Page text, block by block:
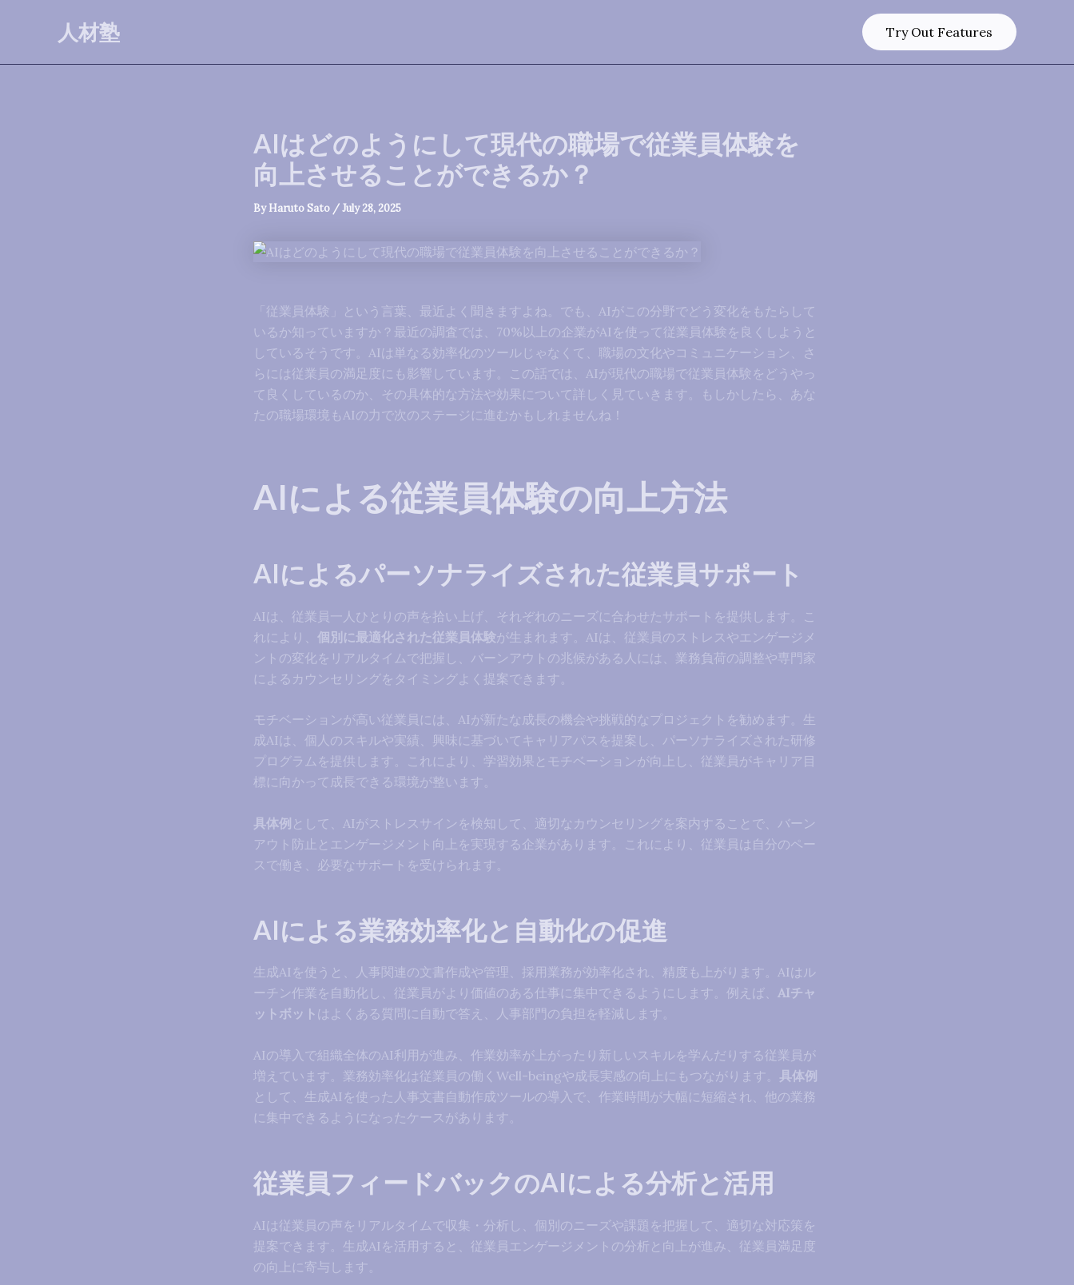
人材塾 Try Out Features
AIはどのようにして現代の職場で従業員体験を
向上させることができるか？
ByHaruto Sato /July 28, 2025
「従業員体験」という言葉、最近よく聞きますよね。でも、AIがこの分野でどう変化をもたらして
いるか知っていますか？最近の調査では、70%以上の企業がAIを使って従業員体験を良くしようと
しているそうです。AIは単なる効率化のツールじゃなくて、職場の文化やコミュニケーション、さ
らには従業員の満足度にも影響しています。この話では、AIが現代の職場で従業員体験をどうやっ
て良くしているのか、その具体的な方法や効果について詳しく見ていきます。もしかしたら、あな
たの職場環境もAIの力で次のステージに進むかもしれませんね！
AIによる従業員体験の向上方法
AIによるパーソナライズされた従業員サポート
AIは、従業員一人ひとりの声を拾い上げ、それぞれのニーズに合わせたサポートを提供します。こ
れにより、 個別に最適化された従業員体験が生まれます。AIは、従業員のストレスやエンゲージメ
ントの変化をリアルタイムで把握し、バーンアウトの兆候がある人には、業務負荷の調整や専門家
によるカウンセリングをタイミングよく提案できます。
モチベーションが高い従業員には、AIが新たな成長の機会や挑戦的なプロジェクトを勧めます。生
成AIは、個人のスキルや実績、興味に基づいてキャリアパスを提案し、パーソナライズされた研修
プログラムを提供します。これにより、学習効果とモチベーションが向上し、従業員がキャリア目
標に向かって成長できる環境が整います。
具体例 として、AIがストレスサインを検知して、適切なカウンセリングを案内することで、バーン
アウト防止とエンゲージメント向上を実現する企業があります。これにより、従業員は自分のペー
スで働き、必要なサポートを受けられます。
AIによる業務効率化と自動化の促進
生成AIを使うと、人事関連の文書作成や管理、採用業務が効率化され、精度も上がります。AIはル
ーチン作業を自動化し、従業員がより価値のある仕事に集中できるようにします。例えば、 AIチャ
ットボット はよくある質問に自動で答え、人事部門の負担を軽減します。
AIの導入で組織全体のAI利用が進み、作業効率が上がったり新しいスキルを学んだりする従業員が
増えています。業務効率化は従業員の働くWell-beingや成長実感の向上にもつながります。 具体例
として、生成AIを使った人事文書自動作成ツールの導入で、作業時間が大幅に短縮され、他の業務
に集中できるようになったケースがあります。
従業員フィードバックのAIによる分析と活用
AIは従業員の声をリアルタイムで収集・分析し、個別のニーズや課題を把握して、適切な対応策を
提案できます。生成AIを活用すると、従業員エンゲージメントの分析と向上が進み、従業員満足度
の向上に寄与します。